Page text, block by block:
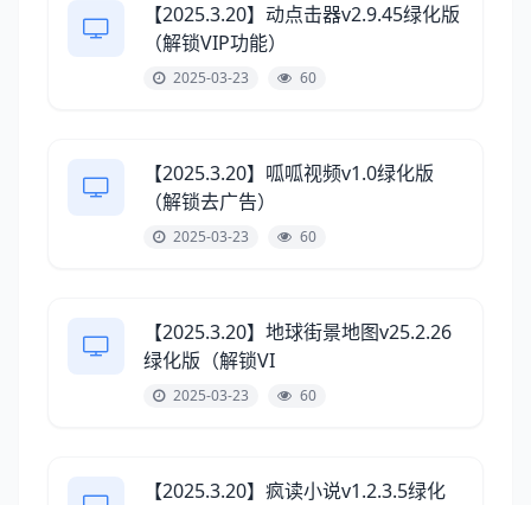
【2025.3.20】动点击器v2.9.45绿化版
（解锁VIP功能）
2025-03-23 60
【2025.3.20】呱呱视频v1.0绿化版
（解锁去广告）
2025-03-23 60
【2025.3.20】地球街景地图v25.2.26
绿化版（解锁VI
2025-03-23 60
【2025.3.20】疯读小说v1.2.3.5绿化